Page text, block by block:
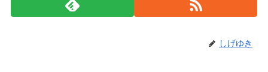
しげゆき